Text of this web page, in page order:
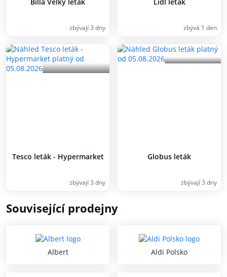
zbývají 3 dny zbývá 1 den
Tesco leták - Hypermarket
zbývají 3 dny
Globus leták
zbývají 3 dny
Související prodejny
Albert Aldi Polsko